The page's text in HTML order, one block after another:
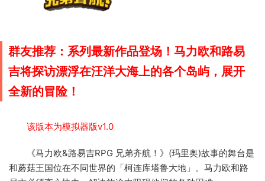
群友推荐：系列最新作品登场！马力欧和路易
吉将探访漂浮在汪洋大海上的各个岛屿，展开
全新的冒险！
该版本为模拟器版v1.0
《马力欧&路易吉RPG 兄弟齐航！》(玛里奥)故事的舞台是
和蘑菇王国位在不同世界的「柯连库塔鲁大地」。马力欧和路